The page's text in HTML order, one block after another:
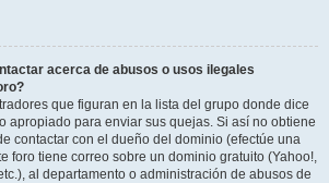
acerca de abusos o usos ilegales
que figuran en la lista del grupo donde dice
apropiado para enviar sus quejas. Si así no obtiene
contactar con el dueño del dominio (efectúe una
foro tiene correo sobre un dominio gratuito (Yahoo!,
al departamento o administración de abusos de